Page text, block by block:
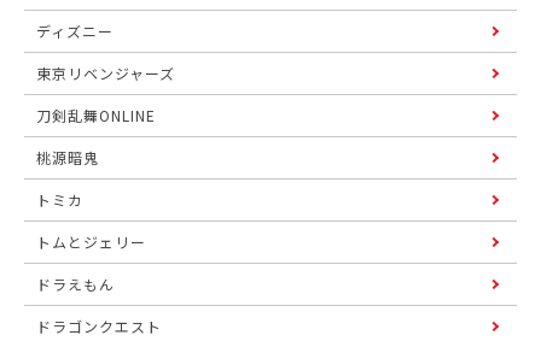
ディズニー
東京リベンジャーズ
刀剣乱舞ONLINE
桃源暗鬼
トミカ
トムとジェリー
ドラえもん
ドラゴンクエスト